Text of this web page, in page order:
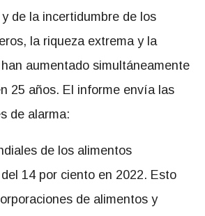
de la incertidumbre de los
la riqueza extrema y la
aumentado simultáneamente
25 años. El informe envía las
de alarma:
de los alimentos
14 por ciento en 2022. Esto
de alimentos y